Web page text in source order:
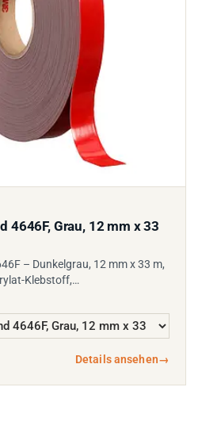
4646F, Grau, 12 mm x 33
– Dunkelgrau, 12 mm x 33 m,
Klebstoff,…
Details ansehen→